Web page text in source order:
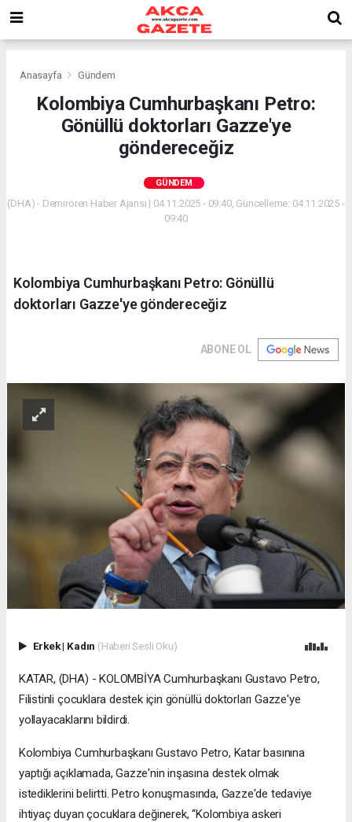
Anasayfa Gündem
Kolombiya Cumhurbaşkanı Petro:
Gönüllü doktorları Gazze'ye
göndereceğiz
GÜNDEM
(DHA) - Demirören Haber Ajansı | 04.11.2025 - 09:40, Güncelleme: 04.11.2025 -
09:40
Kolombiya Cumhurbaşkanı Petro: Gönüllü
doktorları Gazze'ye göndereceğiz
ABONE OL
Erkek| Kadın (Haberi Sesli Oku)
KATAR, (DHA) - KOLOMBİYA Cumhurbaşkanı Gustavo Petro,
Filistinli çocuklara destek için gönüllü doktorları Gazze'ye
yollayacaklarını bildirdi.
Kolombiya Cumhurbaşkanı Gustavo Petro, Katar basınına
yaptığı açıklamada, Gazze'nin inşasına destek olmak
istediklerini belirtti. Petro konuşmasında, Gazze'de tedaviye
ihtiyaç duyan çocuklara değinerek, “Kolombiya askeri